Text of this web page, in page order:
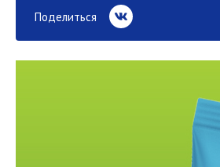
Поделиться